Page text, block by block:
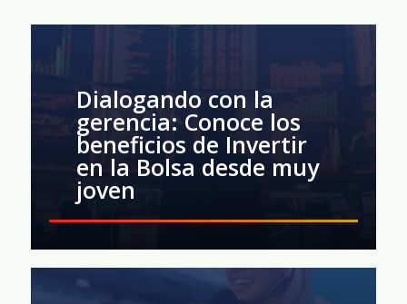
Dialogando con la
gerencia: Conoce los
beneficios de Invertir
en la Bolsa desde muy
joven